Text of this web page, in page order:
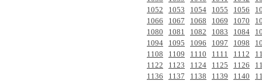
1052
1053 1054 1055 1056
1066
1067 1068 1069 1070
1080
1081 1082 1083 1084
1094
1095 1096 1097 1098
1108
1109 1110 1111 1112
1122
1123 1124 1125 1126
1136
1137 1138 1139 1140